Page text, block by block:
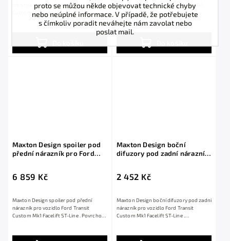
proto se můžou někde objevovat technické chyby
nebo neúplné informace. V případě, že potřebujete
s čímkoliv poradit neváhejte nám zavolat nebo
poslat mail.
nárazník pro vozidlo Ford Transit
Custom Mk1 Standard . Povrchová
úprava spoileru...
pro vozidlo Ford Transit Custom Mk1
Facelift ST-Line . Povrchová úprava
spoileru...
Maxton Design spoiler pod
přední nárazník pro Ford
ABS
6 859 Kč
Maxton Design spoiler pod přední
nárazník pro vozidlo Ford Transit
Custom Mk1 Facelift ST-Line . Povrchová
Maxton Design boční
difuzory pod zadní nárazník
lesklý plast ABS
2 452 Kč
Maxton Design boční difuzory pod zadní
nárazník pro vozidlo Ford Transit
Custom Mk1 Facelift ST-Line .